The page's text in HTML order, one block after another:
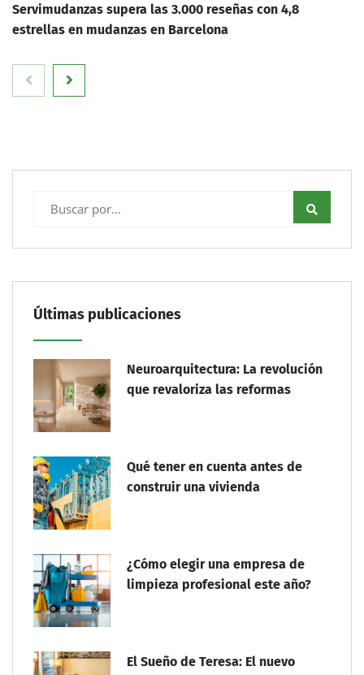
Servimudanzas supera las 3.000 reseñas con 4,8
estrellas en mudanzas en Barcelona
Últimas publicaciones
Neuroarquitectura: La revolución
que revaloriza las reformas
Qué tener en cuenta antes de
construir una vivienda
¿Cómo elegir una empresa de
limpieza profesional este año?
El Sueño de Teresa: El nuevo